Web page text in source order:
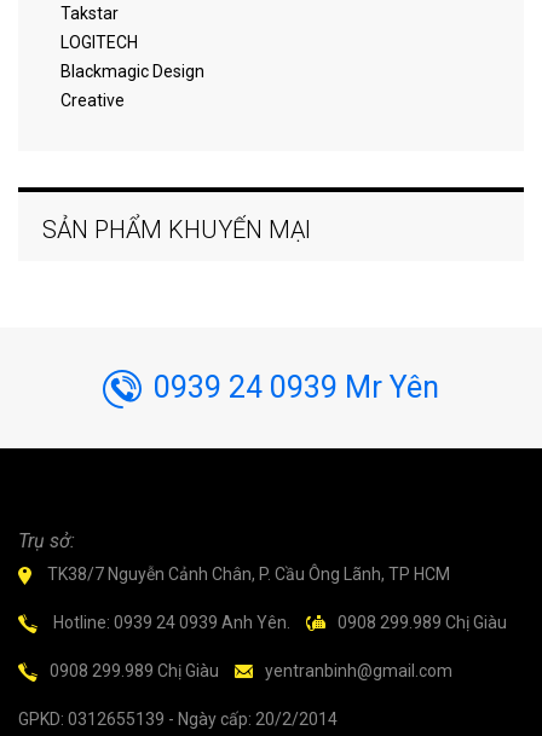
Takstar
LOGITECH
Blackmagic Design
Creative
SẢN PHẨM KHUYẾN MẠI
0939 24 0939 Mr Yên
Trụ sở:
TK38/7 Nguyễn Cảnh Chân, P. Cầu Ông Lãnh, TP HCM
Hotline: 0939 24 0939 Anh Yên. 0908 299.989 Chị Giàu
0908 299.989 Chị Giàu yentranbinh@gmail.com
GPKD: 0312655139 - Ngày cấp: 20/2/2014